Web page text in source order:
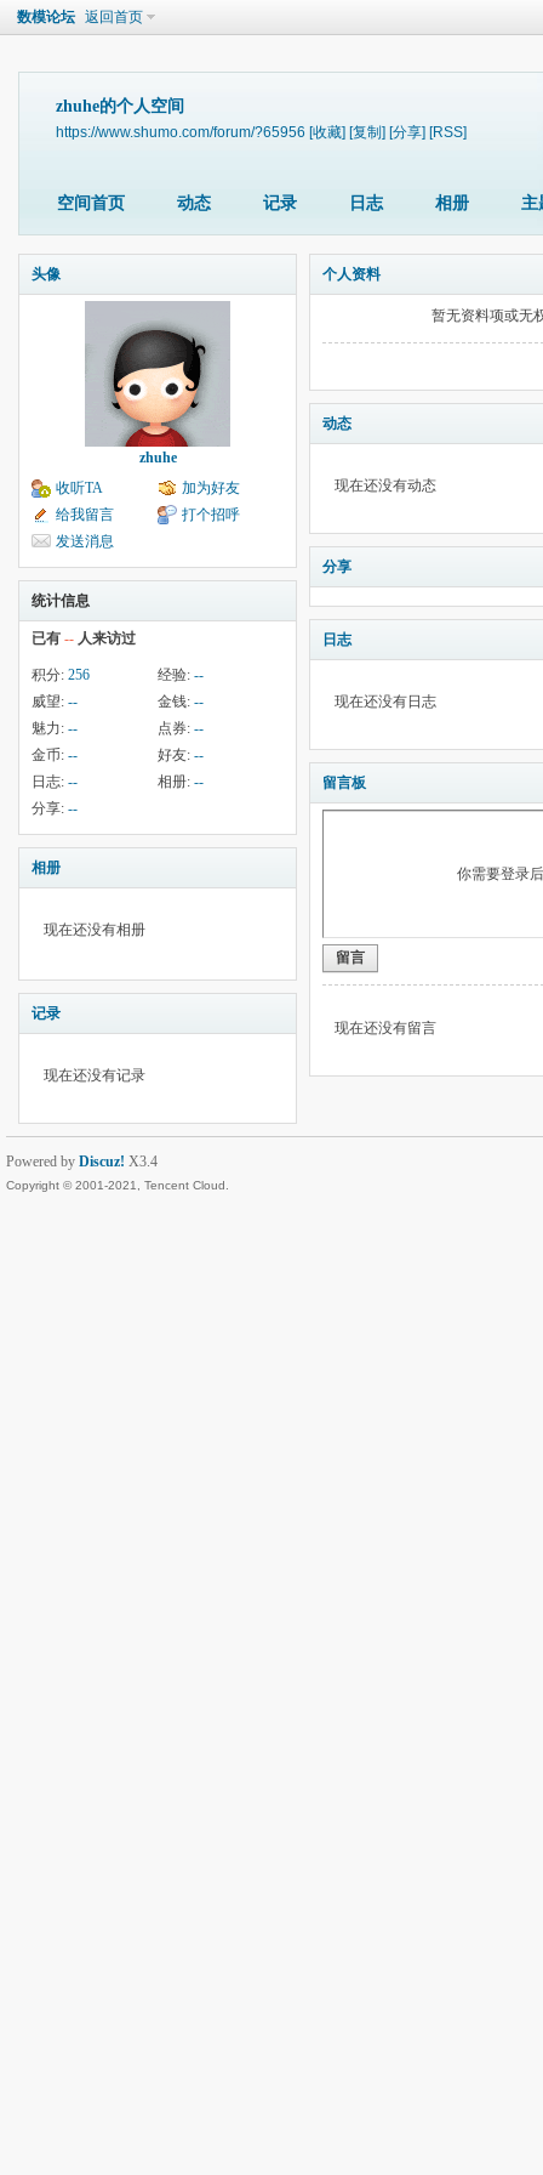
数模论坛 返回首页
zhuhe的个人空间
https://www.shumo.com/forum/?65956 [收藏] [复制] [分享] [RSS]
空间首页 动态 记录 日志 相册 主
头像
zhuhe
收听TA
加为好友
给我留言
打个招呼
发送消息
统计信息
已有 -- 人来访过
积分: 256 经验: --
威望: -- 金钱: --
魅力: -- 点券: --
金币: -- 好友: --
日志: -- 相册: --
分享: --
相册
现在还没有相册
记录
现在还没有记录
个人资料
暂无资料项或无
动态
现在还没有动态
分享
日志
现在还没有日志
留言板
你需要登录
留言
现在还没有留言
Powered by Discuz! X3.4
Copyright © 2001-2021, Tencent Cloud.